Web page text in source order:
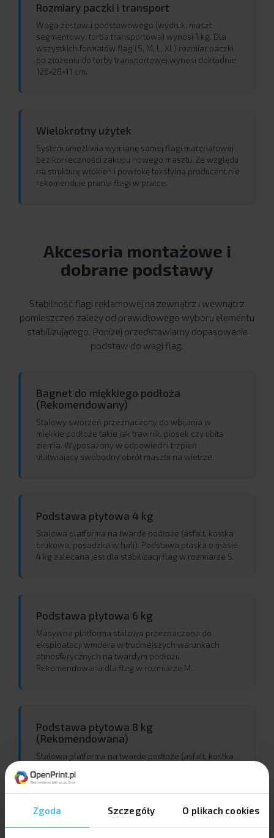
Zgoda Szczegóły O plikach cookies
Rozmiary paczki i transport
Waga zestawu podstawowego (wydruk, maszt
segmentowy, torba transportowa) wynosi 1 kg. Dla
wszystkich formatów flag (S, M, L, XL) rozmiar paczki
po złożeniu do torby transportowej wynosi dokładnie
126×28×11 cm.
Wielokrotny użytek
System umożliwia wymianę samej flagi materiałowej
bez konieczności zakupu nowego masztu. Ze względu
na strukturę włókien i powłokę tekstylną producent nie
rekomenduje prania flagi w pralce.
Akcesoria montażowe i
dobrane podstawy
Stabilność flagi reklamowej na zewnątrz i wewnątrz
pomieszczeń zależy od prawidłowego wyboru elementu
stabilizującego. Poniżej przedstawiamy dopasowanie
podstaw do wagi flag.
Bagnet do miękkiego podłoża
(Rekomendowany)
Stalowy sworzeń przeznaczony do wbijania w
miękkie podłoże takie jak trawnik, piosek czy ubita
ziemia. Wyposażony w odpowiedni trzpień
ułatwiający swobodny obrót masztu na wietrze.
Podstawa płytowa 4 kg
Stalowa platforma na twarde podłoże (asfalt, kostka
brukowa, posadzka w hali). Podstawa płaska o masie
4 kg zalecana jest dla stabilizacji flag w rozmiarze S.
Podstawa płytowa 6 kg
Masywna platforma stalowa przeznaczona do
eksploatacji windera w trudniejszych warunkach
atmosferycznych na twardym podłożu.
Rekomendowana dla flag w rozmiarze M.
Podstawa płytowa 8 kg
(Rekomendowana)
Stalowa platforma na twarde podłoże (asfalt, kostka
8 kg zalecana jest dla stabilizacji flag w rozmiarze L.